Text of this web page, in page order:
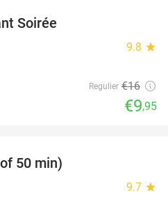
Soirée
9.8 star
Regulier €16
€9,95
50 min)
9.7 star